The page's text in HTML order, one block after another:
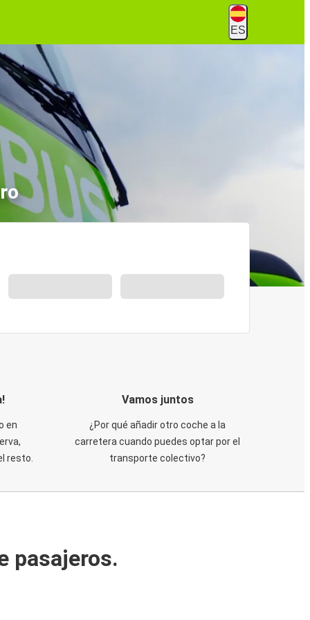
ES
en
resto.
Vamos juntos
¿Por qué añadir otro coche a la
carretera cuando puedes optar por el
transporte colectivo?
pasajeros.